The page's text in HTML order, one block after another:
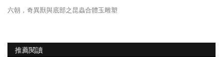
六朝，奇異獸與底部之昆蟲合體玉雕塑
推薦閱讀